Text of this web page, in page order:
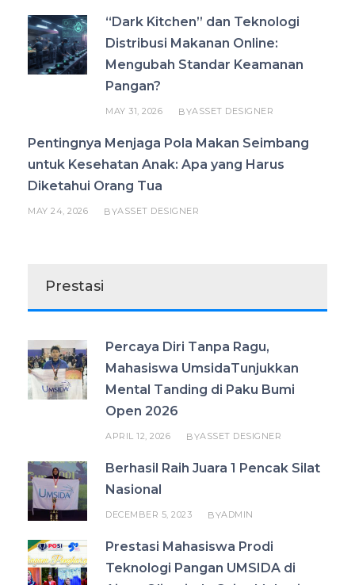
“Dark Kitchen” dan Teknologi
Distribusi Makanan Online:
Mengubah Standar Keamanan
Pangan?
MAY 31, 2026 BYASSET DESIGNER
Pentingnya Menjaga Pola Makan Seimbang
untuk Kesehatan Anak: Apa yang Harus
Diketahui Orang Tua
MAY 24, 2026 BYASSET DESIGNER
Prestasi
Percaya Diri Tanpa Ragu,
Mahasiswa UmsidaTunjukkan
Mental Tanding di Paku Bumi
Open 2026
APRIL 12, 2026 BYASSET DESIGNER
Berhasil Raih Juara 1 Pencak Silat
Nasional
DECEMBER 5, 2023 BYADMIN
Prestasi Mahasiswa Prodi
Teknologi Pangan UMSIDA di